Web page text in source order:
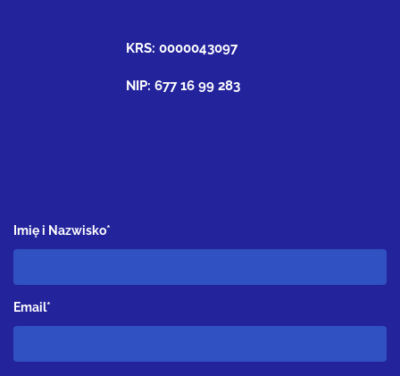
KRS: 0000043097
NIP: 677 16 99 283
Imię i Nazwisko*
Email*